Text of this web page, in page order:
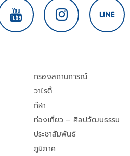
กรองสถานการณ์
วาไรตี้
กีฬา
ท่องเที่ยว – ศิลปวัฒนธรรม
ประชาสัมพันธ์
ภูมิภาค